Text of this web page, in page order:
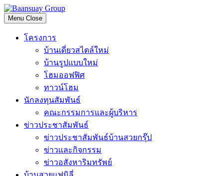
Skip
to
content
Menu Close
โครงการ
บ้านเดี่ยวสไตล์ใหม่
บ้านรูปแบบใหม่
โฮมออฟฟิศ
ทาวน์โฮม
นักลงทุนสัมพันธ์
คณะกรรมการและผู้บริหาร
ข่าวประชาสัมพันธ์
ข่าวประชาสัมพันธ์บ้านสวยกรุ๊ป
ข่าวและกิจกรรม
ข่าวอสังหาริมทรัพย์